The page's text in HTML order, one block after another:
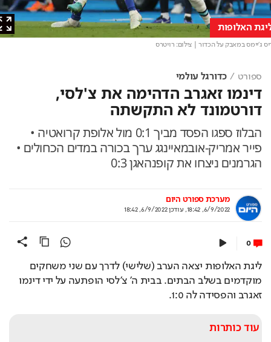
במאבק על הכדור| צילום: רויטרס
האלופות
ספורט כדורגל עולמי
דינמו זאגרב הדהימה את צ'לסי,
דורטמונד לא התקשתה
הבלוז ספגו הפסד מביך 0:1 מול אלופת קרואטיה •
פייר אמריק-אובמאיינגג ערך בכורה במדים הכחולים •
הגרמנים ניצחו את קופנהאגן 0:3
מערכת ספורט היום
6/9/2022, 18:42
,עודכן6/9/2022, 18:42
0
ליגת האלופות יצאה הערב (שלישי) לדרך עם שני משחקים
מוקדמים בשלב הבתים. בבית ה' צ'לסי הופתעה על ידי דינמו
זאגרב והפסידה לה 1:0.
עוד כותרות